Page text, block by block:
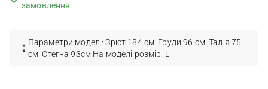
замовлення
Параметри моделі: Зріст 184 см. Груди 96 см. Талія 75
см. Стегна 93см На моделі розмір: L